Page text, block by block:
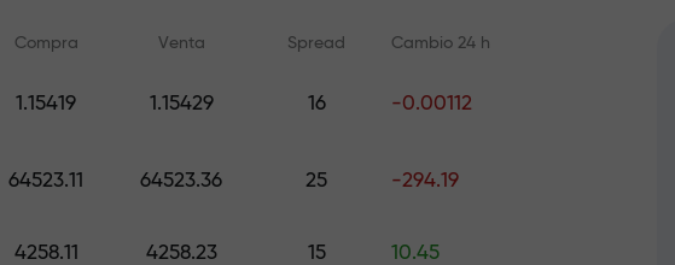
en la pista
de regalos
Compra Venta Spread Cambio 24 h
1.15419 1.15429 16 -0.00112
64523.11 64523.36 25 -294.19
4258.11 4258.23 15 10.45
Aprenda a operar desde cero —
Pronósticos diarios de Forex,